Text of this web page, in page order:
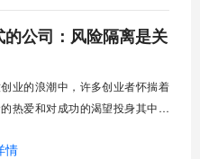
不仅仅是法律上的一个名称，更
险隔离能力、融资可能性、管理
公司：风险隔离是关
业的浪潮中，许多创业者怀揣着
热爱和对成功的渴望投身其中，
常被忽视——选择合适的公司形
情